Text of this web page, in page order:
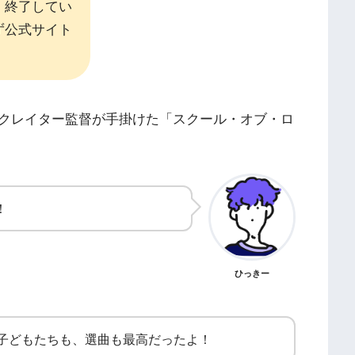
終了してい
式サイト
レイター監督が手掛けた「スクール・オブ・ロ
ひっきー
どもたちも、選曲も最高だったよ！